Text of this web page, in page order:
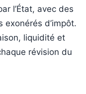
l’État, avec des
d’impôt.
liquidité et
révision du